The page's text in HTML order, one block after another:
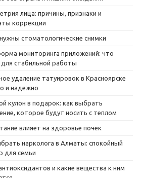
лица: причины, признаки и
коррекции
стоматологические снимки
мониторинга приложений: что
стабильной работы
удаление татуировок в Красноярске
и надежно
кулон в подарок: как выбрать
которое будут носить с теплом
влияет на здоровье почек
нарколога в Алматы: спокойный
для семьи
и какие вещества к ним